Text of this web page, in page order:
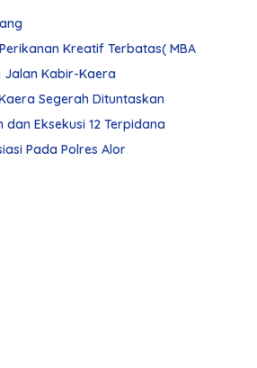
Kreatif Terbatas( MBA
Tim Ahli Untuk Pemeriksa Jalan Kabir-Kaera
Segerah Dituntaskan
Kejari Alor Di Tahun 2025 Selamatkan Uang Negara 1,7 M Lebih dan Eksekusi 12 Terpidana
Pada Polres Alor